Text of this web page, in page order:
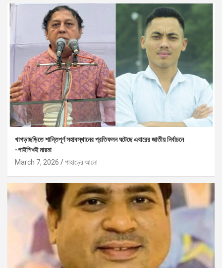
খাগড়াছড়িতে শান্তিপূর্ণ সহাবস্থানের প্রতিফলন ঘটেছে এবারের জাতীয় নির্বাচনে
-পাইশিখই মারমা
March 7, 2026
পাহাড়ের আলো